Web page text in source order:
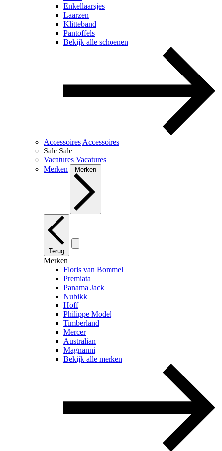
Enkellaarsjes
Laarzen
Klitteband
Pantoffels
Bekijk alle schoenen
Accessoires Accessoires
Sale Sale
Vacatures Vacatures
Merken
Merken
Terug
Merken
Floris van Bommel
Premiata
Panama Jack
Nubikk
Hoff
Philippe Model
Timberland
Mercer
Australian
Magnanni
Bekijk alle merken